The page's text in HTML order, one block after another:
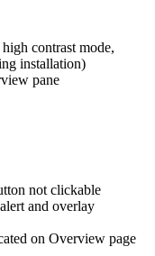
contrast mode,
installation)
pane
not clickable
and overlay
on Overview page